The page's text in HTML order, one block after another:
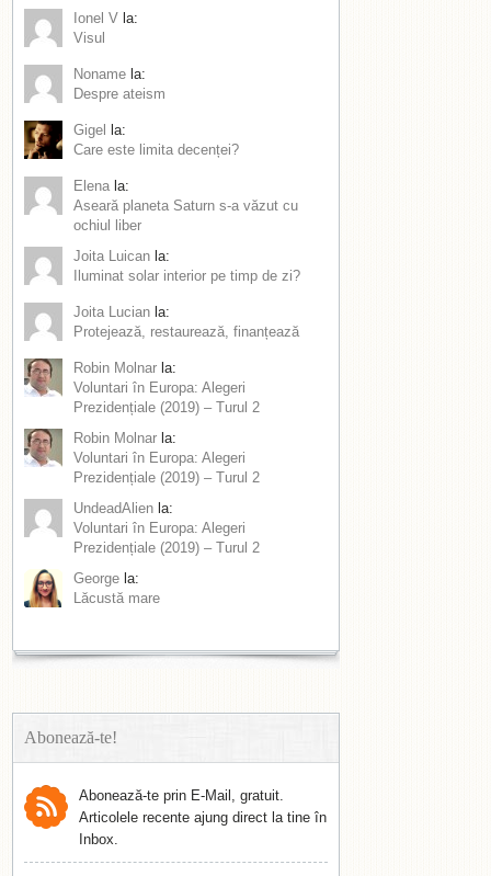
Ionel V la:
Visul
Noname la:
Despre ateism
Gigel
la:
Care este limita decenței?
Elena la:
Aseară planeta Saturn s-a văzut cu
ochiul liber
Joita Luican la:
Iluminat solar interior pe timp de zi?
Joita Lucian la:
Protejează, restaurează, finanțează
Robin Molnar la:
Voluntari în Europa: Alegeri
Prezidențiale (2019) – Turul 2
Robin Molnar la:
Voluntari în Europa: Alegeri
Prezidențiale (2019) – Turul 2
UndeadAlien la:
Voluntari în Europa: Alegeri
Prezidențiale (2019) – Turul 2
George la:
Lăcustă mare
Abonează-te!
Abonează-te prin E-Mail, gratuit.
Articolele recente ajung direct la tine în
Inbox.